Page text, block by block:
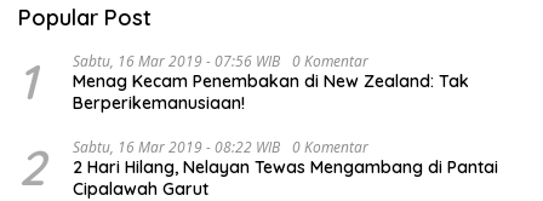
Popular Post
1 Sabtu, 16 Mar 2019 - 07:56 WIB 0 Komentar
Menag Kecam Penembakan di New Zealand: Tak
Berperikemanusiaan!
2 Sabtu, 16 Mar 2019 - 08:22 WIB 0 Komentar
2 Hari Hilang, Nelayan Tewas Mengambang di Pantai
Cipalawah Garut